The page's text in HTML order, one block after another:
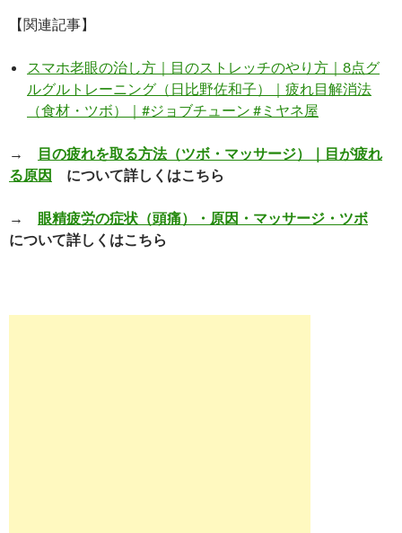
【関連記事】
スマホ老眼の治し方｜目のストレッチのやり方｜8点グ
ルグルトレーニング（日比野佐和子）｜疲れ目解消法
（食材・ツボ）｜#ジョブチューン #ミヤネ屋
→
目の疲れを取る方法（ツボ・マッサージ）｜目が疲れ
る原因 について詳しくはこちら
→ 眼精疲労の症状（頭痛）・原因・マッサージ・ツボ
について詳しくはこちら